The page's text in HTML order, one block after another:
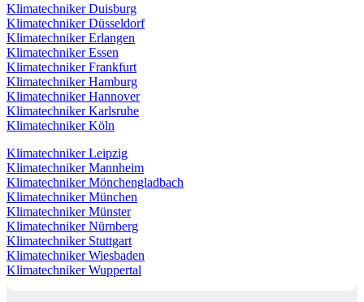
Klimatechniker Duisburg
Klimatechniker Düsseldorf
Klimatechniker Erlangen
Klimatechniker Essen
Klimatechniker Frankfurt
Klimatechniker Hamburg
Klimatechniker Hannover
Klimatechniker Karlsruhe
Klimatechniker Köln
Klimatechniker Leipzig
Klimatechniker Mannheim
Klimatechniker Mönchengladbach
Klimatechniker München
Klimatechniker Münster
Klimatechniker Nürnberg
Klimatechniker Stuttgart
Klimatechniker Wiesbaden
Klimatechniker Wuppertal